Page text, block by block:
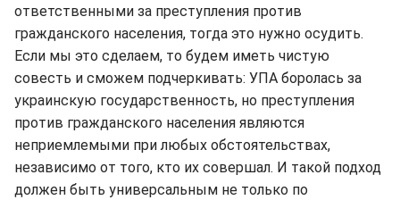
ответственными за преступления против
гражданского населения, тогда это нужно осудить.
Если мы это сделаем, то будем иметь чистую
совесть и сможем подчеркивать: УПА боролась за
украинскую государственность, но преступления
против гражданского населения являются
неприемлемыми при любых обстоятельствах,
независимо от того, кто их совершал. И такой подход
должен быть универсальным не только по